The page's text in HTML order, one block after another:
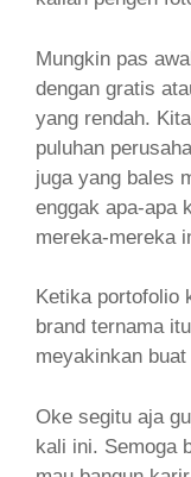
Mungkin pas
dengan gratis
yang rendah.
puluhan
juga yang bales
enggak apa-apa
mereka-mereka
Ketika portofolio
brand ternama
meyakinkan
Oke segitu aja
kali ini. Semoga